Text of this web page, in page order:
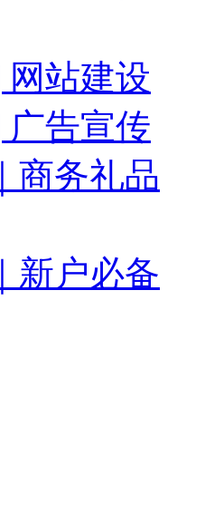
网站建设
广告宣传
商务礼品
新户必备